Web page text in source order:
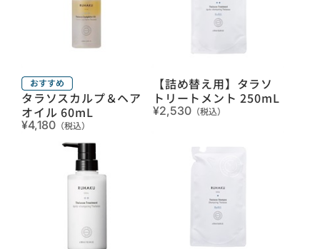
タラソスカルプ＆ヘア
オイル 60mL
¥4,180 （税込）
【詰め替え用】タラソ
トリートメント 250mL
¥2,530 （税込）